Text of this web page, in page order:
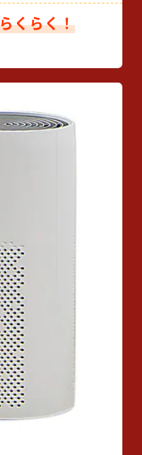
くらく！